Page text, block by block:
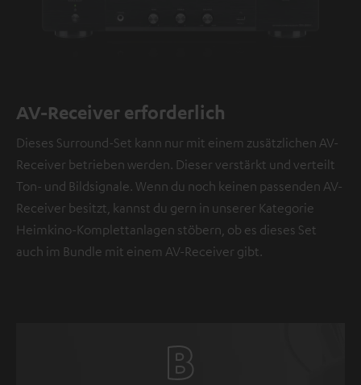
AV-Receiver erforderlich
Dieses Surround-Set kann nur mit einem zusätzlichen AV-
Receiver betrieben werden. Dieser verstärkt und verteilt
Ton- und Bildsignale. Wenn du noch keinen passenden AV-
Receiver besitzt, kannst du gern in unserer Kategorie
Heimkino-Komplettanlagen stöbern, ob es dieses Set
auch im Bundle mit einem AV-Receiver gibt.